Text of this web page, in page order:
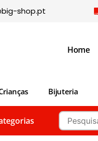
shop.pt
Home
Bijuteria